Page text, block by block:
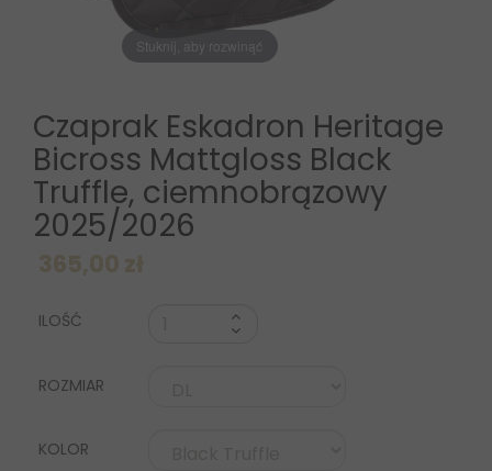
Stuknij, aby rozwinąć
Czaprak Eskadron Heritage
Bicross Mattgloss Black
Truffle, ciemnobrązowy
2025/2026
ILOŚĆ
ROZMIAR
KOLOR